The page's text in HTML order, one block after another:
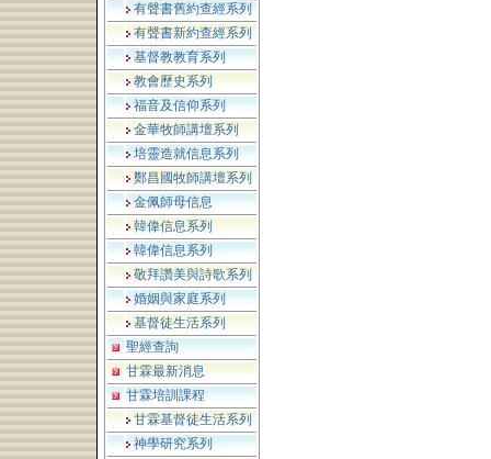
有聲書舊約查經系列
有聲書新約查經系列
基督教教育系列
教會歷史系列
福音及信仰系列
金華牧師講壇系列
培靈造就信息系列
鄭昌國牧師講壇系列
金佩師母信息
韓偉信息系列
韓偉信息系列
敬拜讚美與詩歌系列
婚姻與家庭系列
基督徒生活系列
聖經查詢
甘霖最新消息
甘霖培訓課程
甘霖基督徒生活系列
神學研究系列